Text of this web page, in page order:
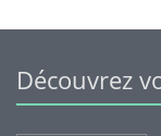
Découvrez